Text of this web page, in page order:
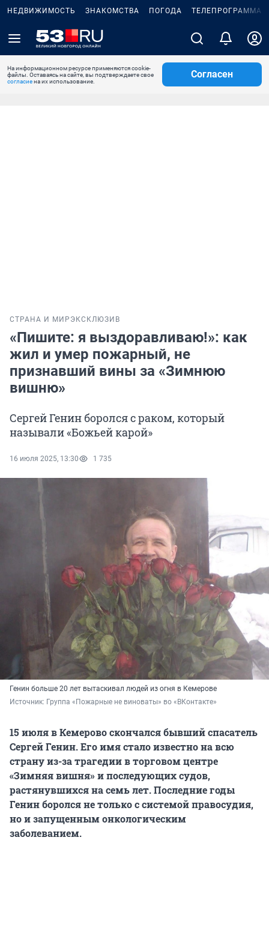
НЕДВИЖИМОСТЬ ЗНАКОМСТВА ПОГОДА ТЕЛЕПРОГРАММА
На информационном ресурсе применяются cookie-
файлы. Оставаясь на сайте, вы подтверждаете свое
согласиена их использование.
Согласен
СТРАНА И МИР ЭКСКЛЮЗИВ
«Пишите: я выздоравливаю!»: как
жил и умер пожарный, не
признавший вины за «Зимнюю
вишню»
Сергей Генин боролся с раком, который
называли «Божьей карой»
16 июля 2025, 13:30 1 735
Генин больше 20 лет вытаскивал людей из огня в Кемерове
Источник: Группа «Пожарные не виноваты» во «ВКонтакте»
15 июля в Кемерово скончался бывший спасатель
Сергей Генин. Его имя стало известно на всю
страну из-за трагедии в торговом центре
«Зимняя вишня» и последующих судов,
растянувшихся на семь лет. Последние годы
Генин боролся не только с системой правосудия,
но и запущенным онкологическим
заболеванием.